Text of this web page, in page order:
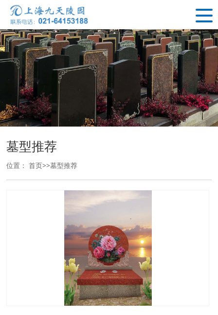
墓型推荐
位置：首页>>墓型推荐